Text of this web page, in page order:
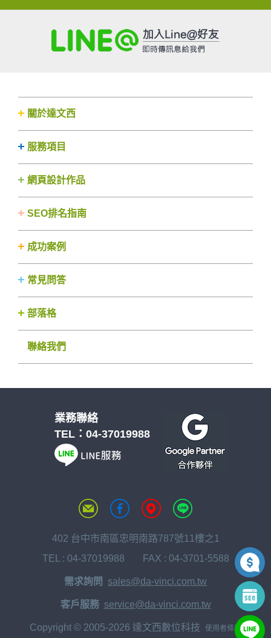
關於達文西
服務項目
網頁設計作品
SEO排名指南
成功案例
常見問答
部落格
聯絡我們
業務聯絡
TEL： 04-37019988
402 台中市南區忠明南路787號11樓之1
TEL : 04-37019988 FAX : 04-3701-5588
需求詢問 sales@da-vinci.com.tw
客戶服務 service@da-vinci.com.tw
Copyright © 2005-2026 達文西數位科技 使用者條款